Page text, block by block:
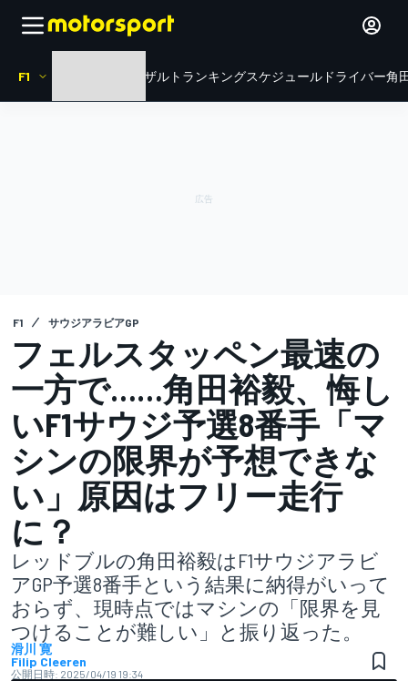
F1 リザルト ランキングスケジュール ドライバー角
F1 サウジアラビアGP
フェルスタッペン最速の
一方で……角田裕毅、悔し
いF1サウジ予選8番手「マ
シンの限界が予想できな
い」原因はフリー走行
に？
レッドブルの角田裕毅はF1サウジアラビ
アGP予選8番手という結果に納得がいって
おらず、現時点ではマシンの「限界を見
つけることが難しい」と振り返った。
滑川 寛
Filip Cleeren
公開日時: 2025/04/19 19:34